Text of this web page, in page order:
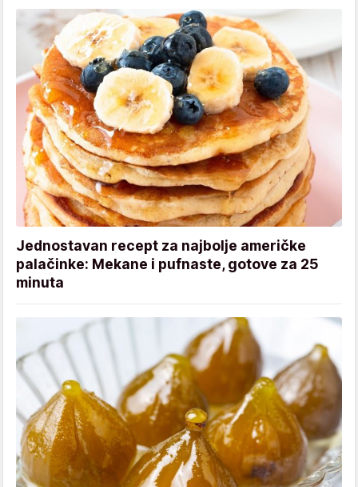
Jednostavan recept za najbolje američke
palačinke: Mekane i pufnaste, gotove za 25
minuta